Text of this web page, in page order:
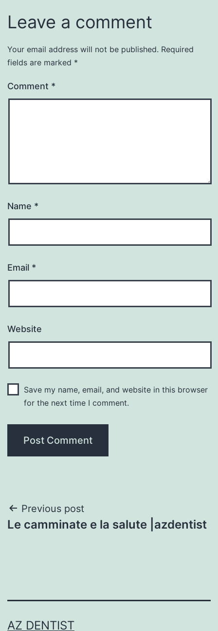
Leave a comment
Your email address will not be published. Required
fields are marked *
Comment *
Name *
Email *
Website
Save my name, email, and website in this browser
for the next time I comment.
Post
navigation
Previous post
Le camminate e la salute |azdentist
AZ DENTIST